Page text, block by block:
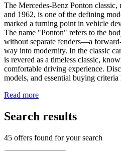
The Mercedes-Benz Ponton
and 1962, is one of the defining
marked a turning point in vehicle
The name "Ponton" refers to the
without separate fenders—a
way into modernity. In the classic
is revered as a timeless classic,
comfortable driving experience.
models, and essential buying criteria
Read more
Search results
45 offers found for your search